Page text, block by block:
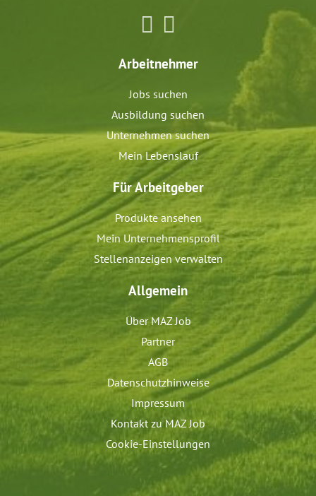
Arbeitnehmer
Jobs suchen
Ausbildung suchen
Unternehmen suchen
Mein Lebenslauf
Für Arbeitgeber
Produkte ansehen
Mein Unternehmensprofil
Stellenanzeigen verwalten
Allgemein
Über MAZ Job
Partner
AGB
Datenschutzhinweise
Impressum
Kontakt zu MAZ Job
Cookie-Einstellungen